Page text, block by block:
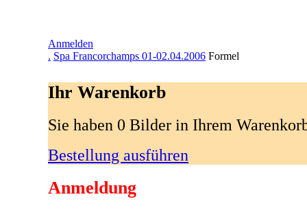
Anmelden
. Spa Francorchamps 01-02.04.2006 Formel
Ihr Warenkorb
Sie haben 0 Bilder in Ihrem
Bestellung ausführen
Anmeldung